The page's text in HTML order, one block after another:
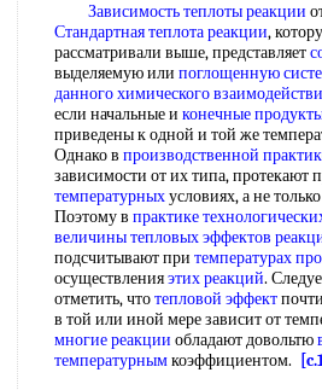
Зависимость теплоты реакции
Стандартная теплота реакции,
рассматривали выше, представляет
выделяемую или поглощенную
данногохимического
если начальные и конечные
приведены к одной и той же
Однако в производственной
зависимости от их типа, протекают
температурныхусловиях, а не
Поэтому в практике
величины тепловыхэффектов
подсчитывают при температурах
осуществленияэтих реакций.
отметить, чтотепловой эффект
в той или иной мере зависит от
многие реакции обладают довольтю
температурнымкоэффициентом.